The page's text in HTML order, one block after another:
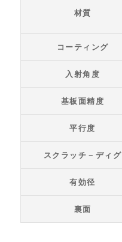
材質
コーティング
入射角度
基板面精度
平行度
スクラッチ－ディグ
有効径
裏面